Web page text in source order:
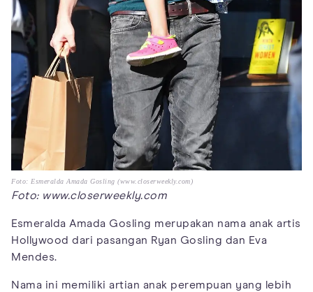
Foto: Esmeralda Amada Gosling (www.closerweekly.com)
Foto: www.closerweekly.com
Esmeralda Amada Gosling merupakan nama anak artis
Hollywood dari pasangan Ryan Gosling dan Eva
Mendes.
Nama ini memiliki artian anak perempuan yang lebih